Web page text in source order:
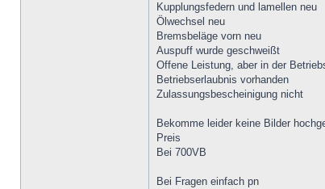
Kupplungsfedern und lamellen neu
Ölwechsel neu
Bremsbeläge vorn neu
Auspuff wurde geschweißt
Offene Leistung, aber in der
Betriebserlaubnis vorhanden
Zulassungsbescheinigung nicht
Bekomme leider keine Bilder
Preis
Bei 700VB
Bei Fragen einfach pn